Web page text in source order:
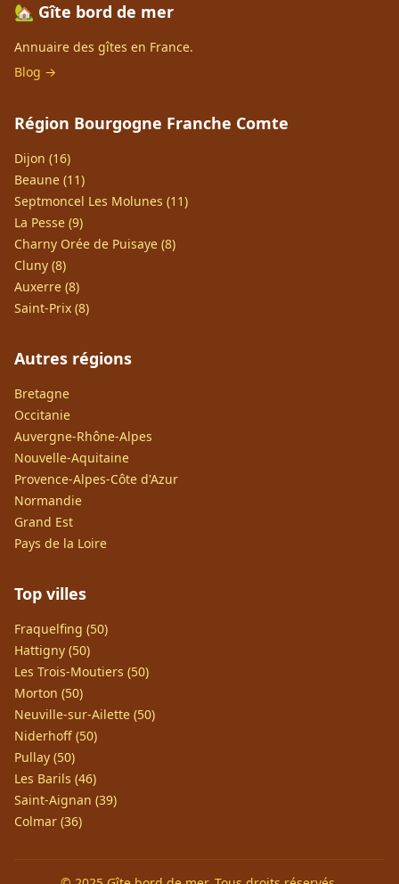
🏡 Gîte bord de mer
Annuaire des gîtes en France.
Blog →
Région Bourgogne Franche Comte
Dijon (16)
Beaune (11)
Septmoncel Les Molunes (11)
La Pesse (9)
Charny Orée de Puisaye (8)
Cluny (8)
Auxerre (8)
Saint-Prix (8)
Autres régions
Bretagne
Occitanie
Auvergne-Rhône-Alpes
Nouvelle-Aquitaine
Provence-Alpes-Côte d'Azur
Normandie
Grand Est
Pays de la Loire
Top villes
Fraquelfing (50)
Hattigny (50)
Les Trois-Moutiers (50)
Morton (50)
Neuville-sur-Ailette (50)
Niderhoff (50)
Pullay (50)
Les Barils (46)
Saint-Aignan (39)
Colmar (36)